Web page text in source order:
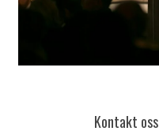
Kontakt oss